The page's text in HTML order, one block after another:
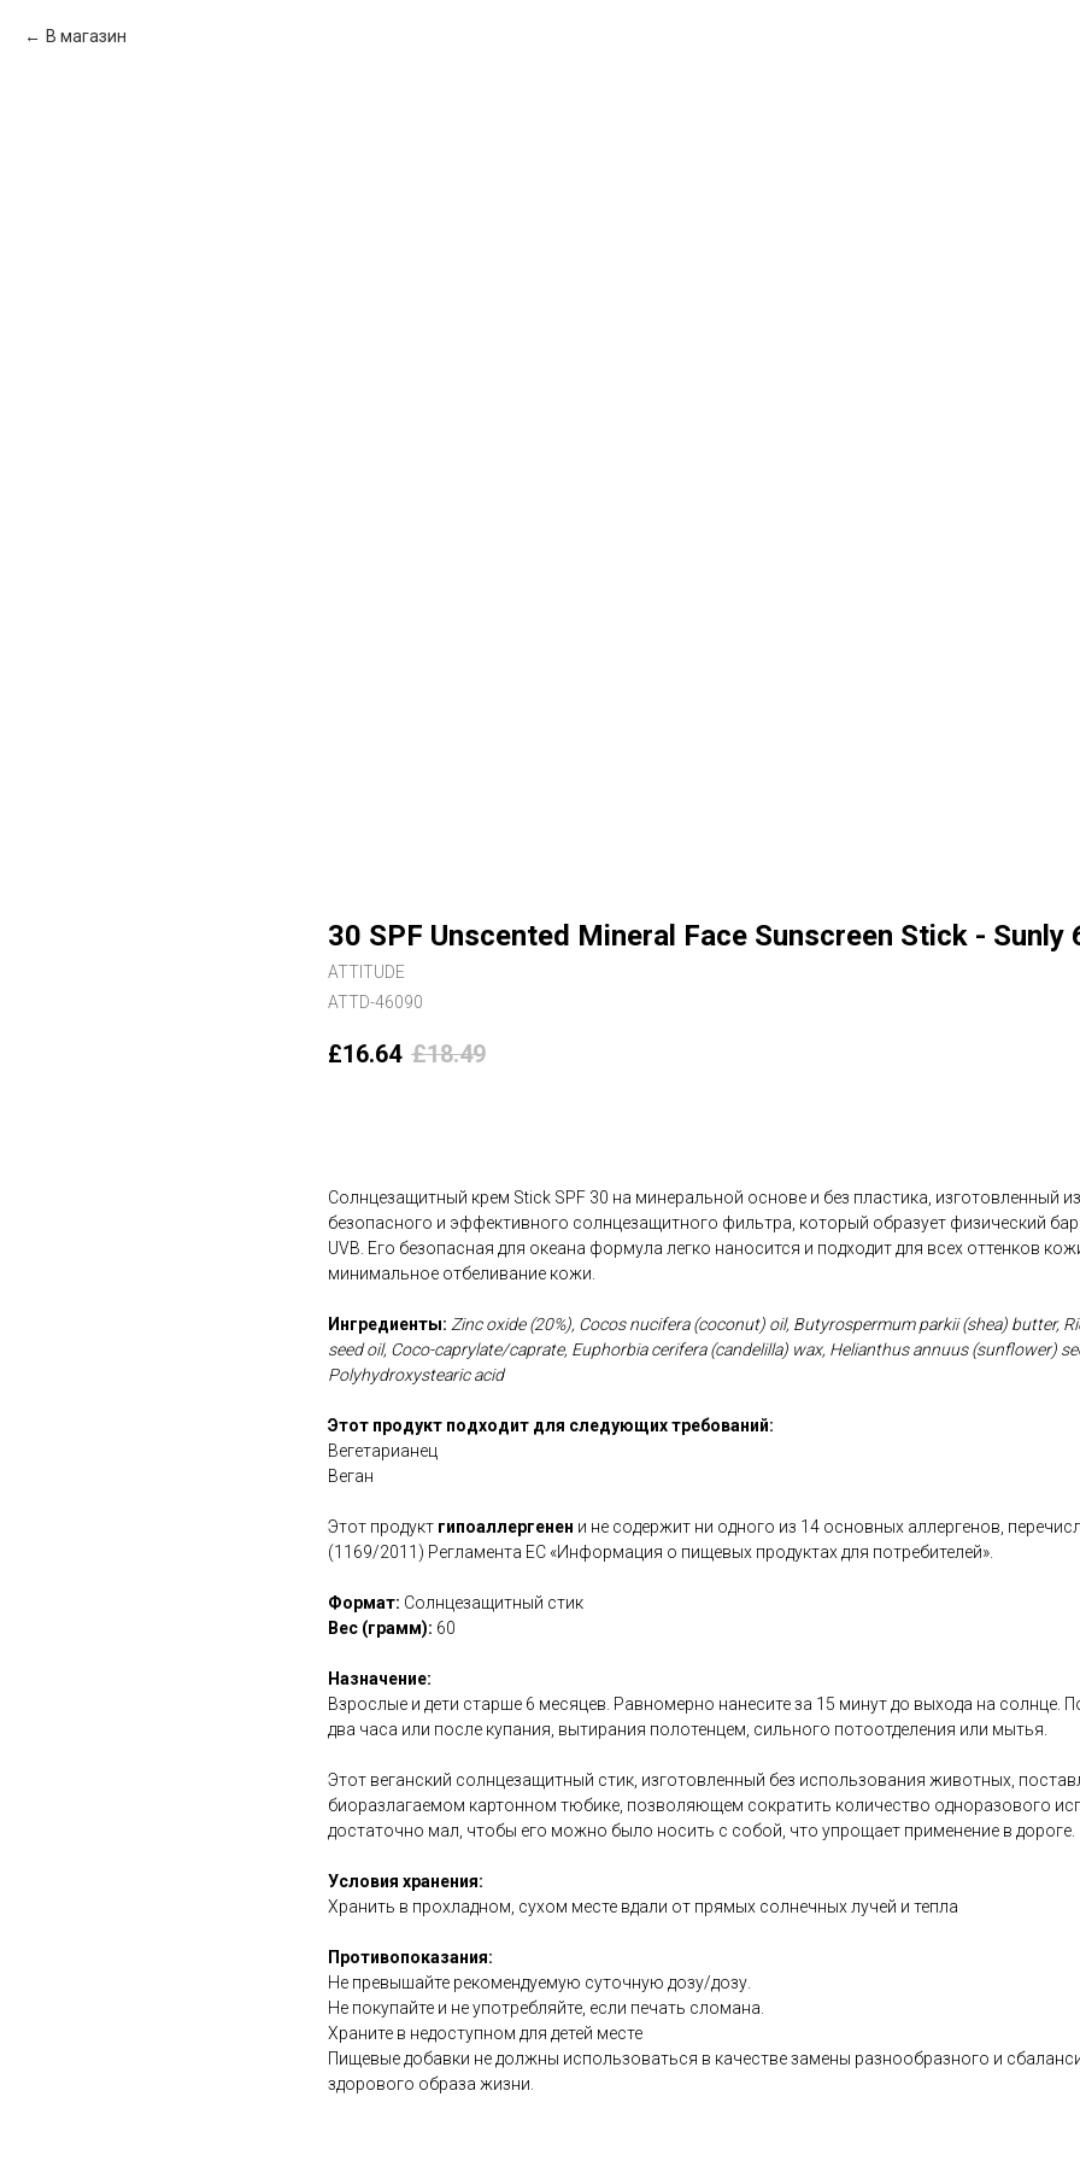
В магазин
30 SPF Unscented Mineral Face Sunscreen Stick - Sunly
ATTITUDE
ATTD-46090
£16.64 £18.49
Солнцезащитный крем Stick SPF 30 на минеральной основе и без пластика, изготовленный
безопасного и эффективного солнцезащитного фильтра, который образует физический
UVB. Его безопасная для океана формула легко наносится и подходит для всех оттенков
минимальное отбеливание кожи.
Ингредиенты: Zinc oxide (20%), Cocos nucifera (coconut) oil, Butyrospermum parkii (shea) butter,
seed oil, Coco-caprylate/caprate, Euphorbia cerifera (candelilla) wax, Helianthus annuus (sunflower)
Polyhydroxystearic acid
Этот продукт подходит для следующих требований:
Вегетарианец
Веган
Этот продукт гипоаллергенен и не содержит ни одного из 14 основных аллергенов,
(1169/2011) Регламента ЕС «Информация о пищевых продуктах для потребителей».
Формат: Солнцезащитный стик
Вес (грамм): 60
Назначение:
Взрослые и дети старше 6 месяцев. Равномерно нанесите за 15 минут до выхода на солнце.
два часа или после купания, вытирания полотенцем, сильного потоотделения или мытья.
Этот веганский солнцезащитный стик, изготовленный без использования животных,
биоразлагаемом картонном тюбике, позволяющем сократить количество одноразового
достаточно мал, чтобы его можно было носить с собой, что упрощает применение в дороге.
Условия хранения:
Хранить в прохладном, сухом месте вдали от прямых солнечных лучей и тепла
Противопоказания:
Не превышайте рекомендуемую суточную дозу/дозу.
Не покупайте и не употребляйте, если печать сломана.
Храните в недоступном для детей месте
Пищевые добавки не должны использоваться в качестве замены разнообразного и
здорового образа жизни.